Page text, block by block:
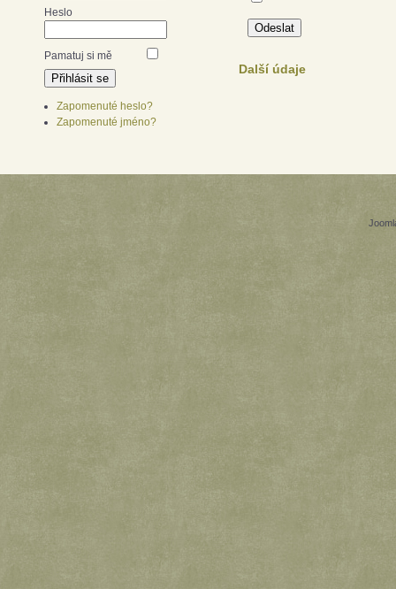
Heslo
Pamatuj si mě
Zapomenuté heslo?
Zapomenuté jméno?
Odeslat
Další údaje